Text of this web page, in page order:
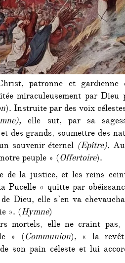
patronne et
miraculeusement par Dieu
). Instruite par des voix
elle sut, par sa
des grands, soumettre des
souvenir éternel (Epître).
peuple » (Offertoire).
de la justice, et les reins
Pucelle « quitte par
Dieu, elle s’en va
». (Hymne)
mortels, elle ne craint pas,
» (Communion), « la
son pain céleste et lui